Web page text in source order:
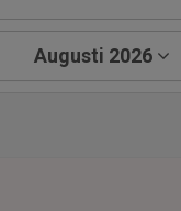
Augusti 2026